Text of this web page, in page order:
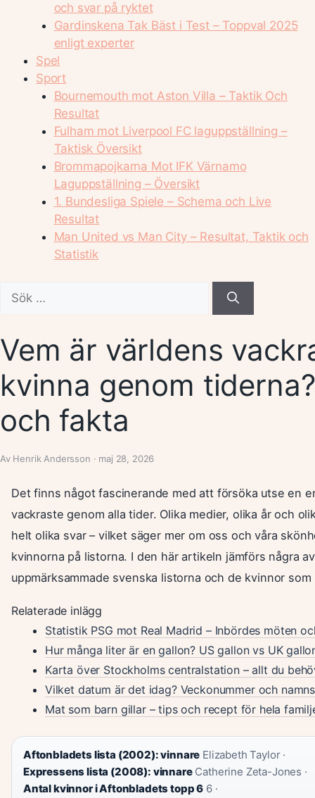
och svar på ryktet
Gardinskena Tak Bäst i Test – Toppval 2025
enligt experter
Spel
Sport
Bournemouth mot Aston Villa – Taktik Och
Resultat
Fulham mot Liverpool FC laguppställning –
Taktisk Översikt
Brommapojkarna Mot IFK Värnamo
Laguppställning – Översikt
1. Bundesliga Spiele – Schema och Live
Resultat
Man United vs Man City – Resultat, Taktik och
Statistik
efter:
Vem är världens
kvinna genom
och fakta
Av Henrik Andersson · maj 28, 2026
Det finns något fascinerande med att försöka utse en
vackraste genom alla tider. Olika medier, olika år och
helt olika svar – vilket säger mer om oss och våra
kvinnorna på listorna. I den här artikeln jämförs några
uppmärksammade svenska listorna och de kvinnor
Relaterade inlägg
Statistik PSG mot Real Madrid – Inbördes möten
Hur många liter är en gallon? US gallon vs UK
Karta över Stockholms centralstation – allt du
Vilket datum är det idag? Veckonummer och
Mat som barn gillar – tips och recept för hela
Aftonbladets lista (2002): vinnare Elizabeth Taylor ·
Expressens lista (2008): vinnareCatherine Zeta-Jones ·
Antal kvinnor i Aftonbladets topp 6 6 ·